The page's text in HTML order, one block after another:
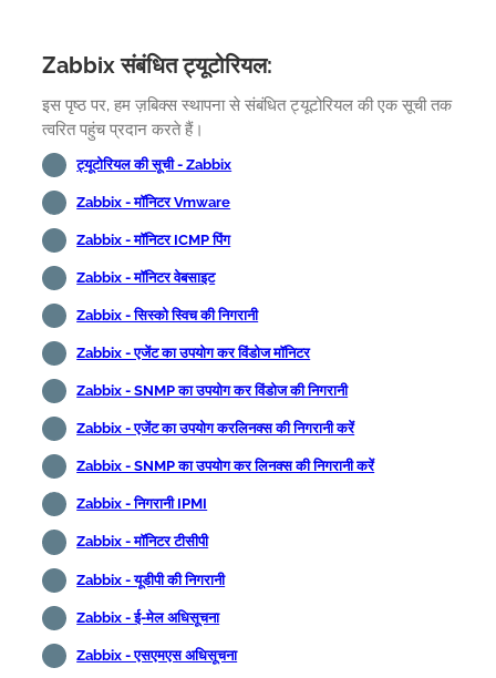
Zabbix संबंधित ट्यूटोरियल:
इस पृष्ठ पर, हम ज़बिक्स स्थापना से संबंधित ट्यूटोरियल की एक सूची तक
त्वरित पहुंच प्रदान करते हैं।
ट्यूटोरियल की सूची - Zabbix
Zabbix - मॉनिटर Vmware
Zabbix - मॉनिटर ICMP पिंग
Zabbix - मॉनिटर वेबसाइट
Zabbix - सिस्को स्विच की निगरानी
Zabbix - एजेंट का उपयोग कर विंडोज मॉनिटर
Zabbix - SNMP का उपयोग कर विंडोज की निगरानी
Zabbix - एजेंट का उपयोग करलिनक्स की निगरानी करें
Zabbix - SNMP का उपयोग कर लिनक्स की निगरानी करें
Zabbix - निगरानी IPMI
Zabbix - मॉनिटर टीसीपी
Zabbix - यूडीपी की निगरानी
Zabbix - ई-मेल अधिसूचना
Zabbix - एसएमएस अधिसूचना